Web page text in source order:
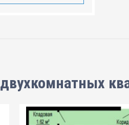
двухкомнатных